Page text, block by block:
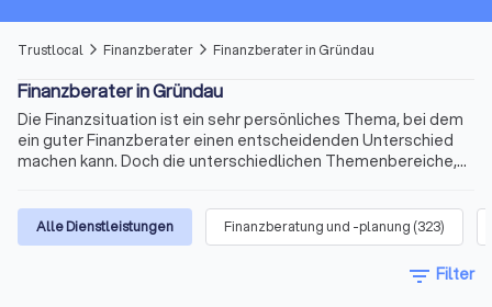
Trustlocal arrow_forward_ios Finanzberater arrow_forward_ios Finanzberater in Gründau
Finanzberater in Gründau
Die Finanzsituation ist ein sehr persönliches Thema, bei dem
ein guter Finanzberater einen entscheidenden Unterschied
machen kann. Doch die unterschiedlichen Themenbereiche,
nach dem richtigen Berater schnell kompliziert. Wir bieten
Ihnen für Ihre Finanzen Experten für Versicherungen,
Immobilienfinanzierungen, Geldanlagen, Altersvorsorge und
vieles mehr. Finden Sie jetzt mit Trustlocal den besten
Alle Dienstleistungen Finanzberatung und -planung (323)
filter_list Filter